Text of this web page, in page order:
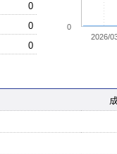
0
0
0
2026/
0